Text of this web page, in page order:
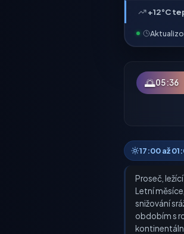
+12°C
🌅05:36
17:00 až
Proseč,
Letní
snižování
obdobím s